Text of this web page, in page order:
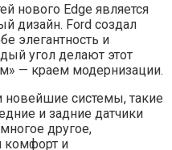
нового Edge является
дизайн. Ford создал
элегантность и
угол делают этот
— краем модернизации.
новейшие системы, такие
и задние датчики
другое,
комфорт и